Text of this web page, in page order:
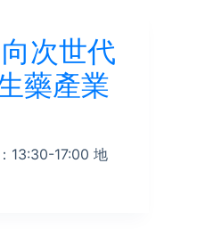
次世代
藥產業
13:30-17:00 地